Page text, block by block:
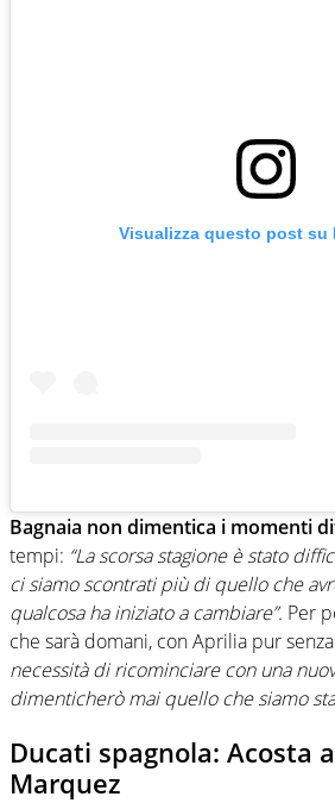
Visualizza questo post su
Bagnaia non dimentica i momenti
tempi: “La scorsa stagione è stato
ci siamo scontrati più di quello che
qualcosa ha iniziato a cambiare”. Per
che sarà domani, con Aprilia pur
necessità di ricominciare con una
dimenticherò mai quello che siamo
Ducati spagnola: Acosta
Marquez